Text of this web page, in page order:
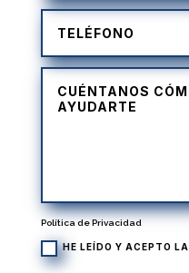
Política de Privacidad
HE LEÍDO Y ACEPTO LA